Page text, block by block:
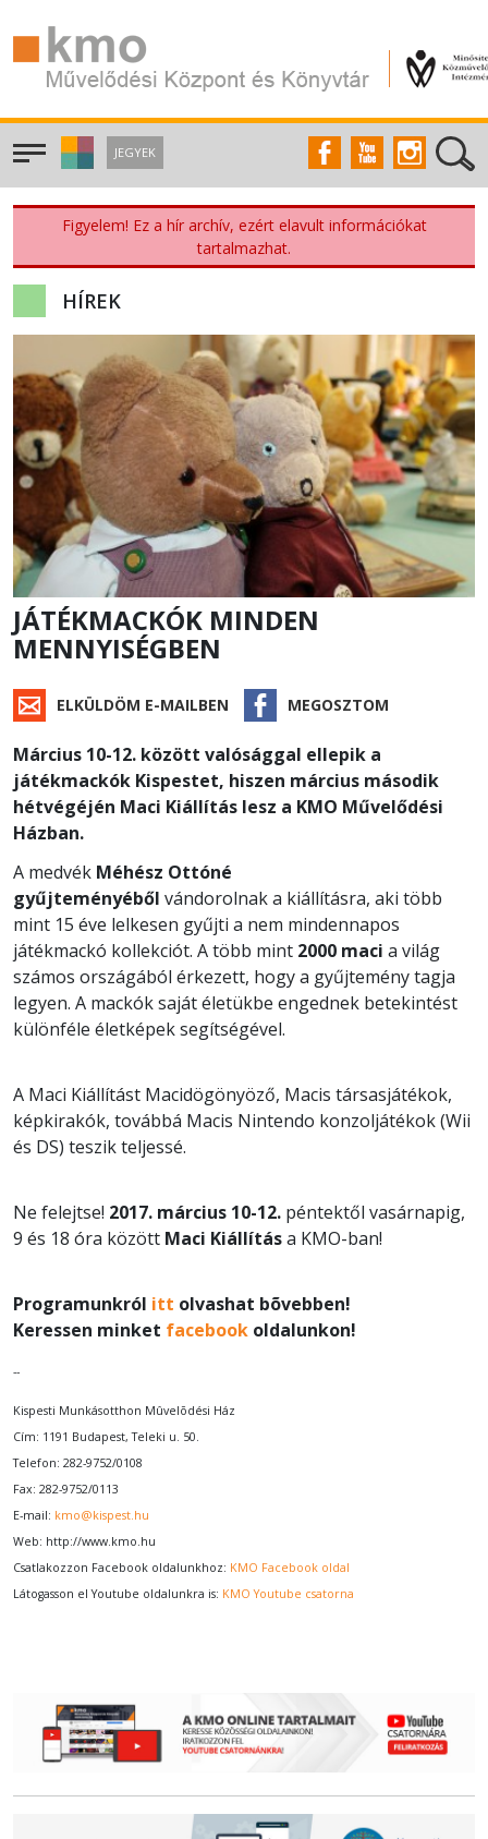
JEGYEK
Figyelem! Ez a hír archív, ezért elavult információkat
tartalmazhat.
HÍREK
JÁTÉKMACKÓK MINDEN
MENNYISÉGBEN
ELKÜLDÖM E-MAILBEN MEGOSZTOM
Március 10-12. között valósággal ellepik a
játékmackók Kispestet, hiszen március második
hétvégéjén Maci Kiállítás lesz a KMO Művelődési
Házban.
A medvék Méhész Ottóné
gyűjteményéből vándorolnak a kiállításra, aki több
mint 15 éve lelkesen gyűjti a nem mindennapos
játékmackó kollekciót. A több mint 2000 maci a világ
számos országából érkezett, hogy a gyűjtemény tagja
legyen. A mackók saját életükbe engednek betekintést
különféle életképek segítségével.
A Maci Kiállítást Macidögönyöző, Macis társasjátékok,
képkirakók, továbbá Macis Nintendo konzoljátékok (Wii
és DS) teszik teljessé.
Ne felejtse! 2017. március 10-12. péntektől vasárnapig,
9 és 18 óra között Maci Kiállítása KMO-ban!
Programunkról itt olvashat bõvebben!
Keressen minket facebook oldalunkon!
--
Kispesti Munkásotthon Mûvelõdési Ház
Cím: 1191 Budapest, Teleki u. 50.
Telefon: 282-9752/0108
Fax: 282-9752/0113
E-mail: kmo@kispest.hu
Web: http://www.kmo.hu
Csatlakozzon Facebook oldalunkhoz: KMO Facebook oldal
Látogasson el Youtube oldalunkra is: KMO Youtube csatorna